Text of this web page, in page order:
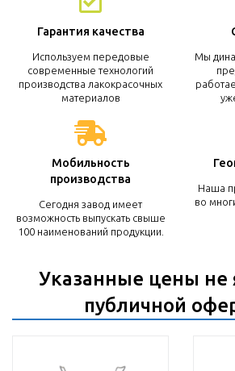
Гарантия качества
Используем передовые
современные технологий
производства лакокрасочных
материалов
Мы
Мобильность
производства
Сегодня завод имеет
возможность выпускать свыше
100 наименований продукции.
Наша
во
Указанные цены не
публичной